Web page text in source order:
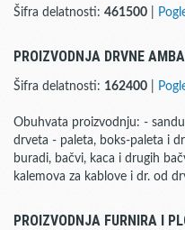
Šifra delatnosti: 461500
PROIZVODNJA DRVNE
Šifra delatnosti: 162400
Obuhvata proizvodnju: -
drveta - paleta, boks-paleta i
buradi, bačvi, kaca i drugih
kalemova za kablove i dr. od
PROIZVODNJA FURNIRA I